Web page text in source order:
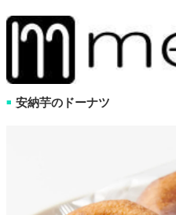
■ 安納芋のドーナツ